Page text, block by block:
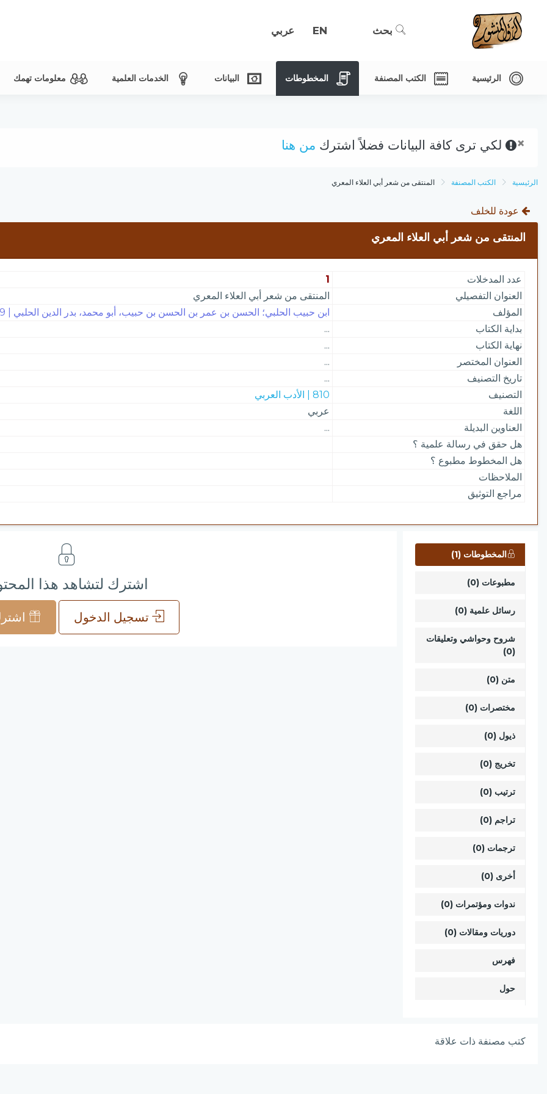
بحث EN عربي
الرئيسية الكتب المصنفة المخطوطات البيانات الخدمات العلمية معلومات تهمك
× لكي ترى كافة البيانات فضلاً اشترك من هنا
الرئيسية الكتب المصنفة المنتقى من شعر أبي العلاء المعري
عودة للخلف
المنتقى من شعر أبي العلاء المعري
عدد المدخلات
1
العنوان التفصيلي
المنتقى من شعر أبي العلاء المعري
المؤلف
ابن حبيب الحلبي؛ الحسن بن عمر بن الحسن بن حبيب، أبو محمد، بدر الدين الحلبي | 779
بداية الكتاب
...
نهاية الكتاب
...
العنوان المختصر
...
تاريخ التصنيف
...
التصنيف
810 | الأدب العربي
اللغة
عربي
العناوين البديلة
...
هل حقق في رسالة علمية ؟
هل المخطوط مطبوع ؟
الملاحظات
مراجع التوثيق
المخطوطات (1)
مطبوعات (0)
رسائل علمية (0)
شروح وحواشي وتعليقات
(0)
متن (0)
مختصرات (0)
ذيول (0)
تخريج (0)
ترتيب (0)
تراجم (0)
ترجمات (0)
أخرى (0)
ندوات ومؤتمرات (0)
دوريات ومقالات (0)
فهرس
حول
اشترك لتشاهد هذا
تسجيل الدخول
كتب مصنفة ذات علاقة